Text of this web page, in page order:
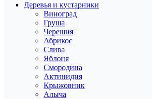
Деревья и кустарники
Виноград
Груша
Черешня
Абрикос
Слива
Яблоня
Смородина
Актинидия
Крыжовник
Алыча